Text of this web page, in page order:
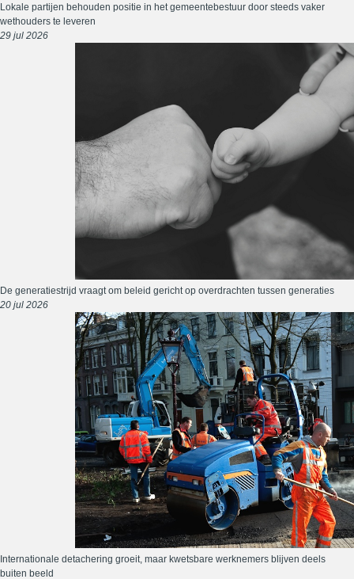
Lokale partijen behouden positie in het gemeentebestuur door steeds vaker
wethouders te leveren
29 jul 2026
De generatiestrijd vraagt om beleid gericht op overdrachten tussen generaties
20 jul 2026
Internationale detachering groeit, maar kwetsbare werknemers blijven deels
buiten beeld